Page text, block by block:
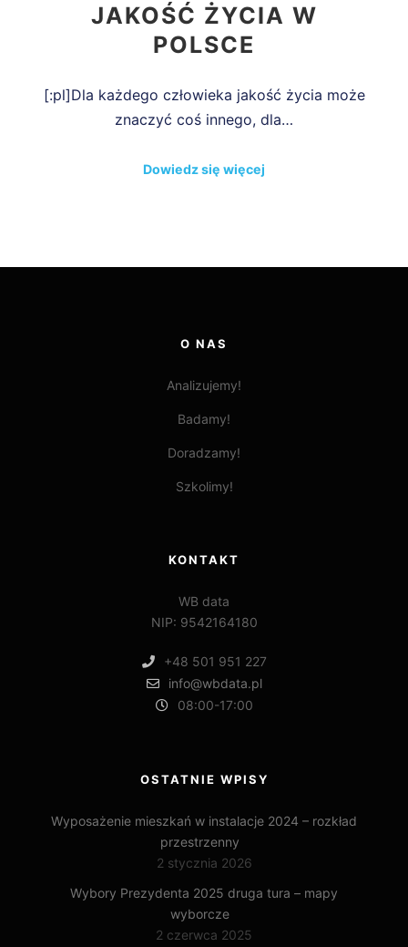
JAKOŚĆ ŻYCIA W
POLSCE
[:pl]Dla każdego człowieka jakość życia może
znaczyć coś innego, dla…
Dowiedz się więcej
O NAS
Analizujemy!
Badamy!
Doradzamy!
Szkolimy!
KONTAKT
WB data
NIP: 9542164180
+48 501 951 227
info@wbdata.pl
08:00-17:00
OSTATNIE WPISY
Wyposażenie mieszkań w instalacje 2024 – rozkład
przestrzenny
2 stycznia 2026
Wybory Prezydenta 2025 druga tura – mapy
wyborcze
2 czerwca 2025